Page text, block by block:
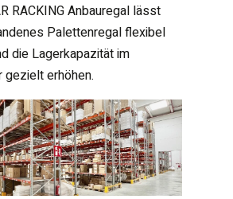
RACKING Anbauregal lässt
Palettenregal flexibel
die Lagerkapazität im
erhöhen.